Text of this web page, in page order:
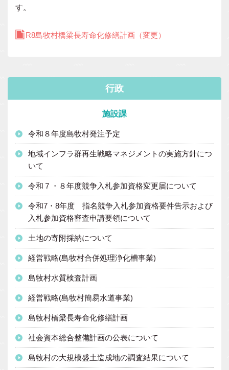
す。
R8島牧村橋梁長寿命化修繕計画（変更）
行政
施設課
令和８年度島牧村発注予定
地域インフラ群再生戦略マネジメントの実施方針につ
いて
令和７・８年度競争入札参加資格変更届について
令和7・8年度 指名競争入札参加資格要件告示および
入札参加資格審査申請要領について
土地の寄附採納について
経営戦略(島牧村合併処理浄化槽事業)
島牧村水質検査計画
経営戦略(島牧村簡易水道事業)
島牧村橋梁長寿命化修繕計画
社会資本総合整備計画の公表について
島牧村の大規模盛土造成地の調査結果について